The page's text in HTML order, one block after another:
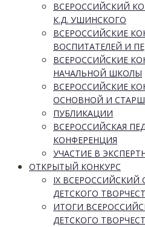
ВСЕРОССИЙСКИЙ
К.Д. УШИНСКОГО
ВСЕРОССИЙСКИЕ
ВОСПИТАТЕЛЕЙ И
ВСЕРОССИЙСКИЕ
НАЧАЛЬНОЙ ШКОЛЫ
ВСЕРОССИЙСКИЕ
ОСНОВНОЙ И
ПУБЛИКАЦИИ
ВСЕРОССИЙСКАЯ
КОНФЕРЕНЦИЯ
УЧАСТИЕ В
ОТКРЫТЫЙ КОНКУРС
IX
ДЕТСКОГО
ИТОГИ
ДЕТСКОГО